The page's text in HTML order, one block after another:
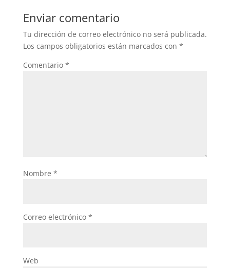
b
o
o
k
A
p
p
Enviar comentario
Tu dirección de correo electrónico no será publicada.
Los campos obligatorios están marcados con *
Comentario *
Nombre *
Correo electrónico *
Web